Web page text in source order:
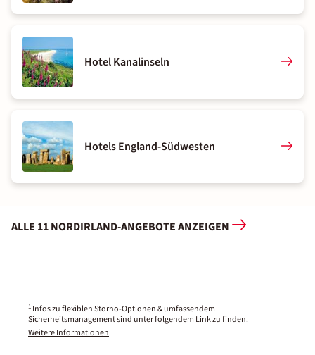
Hotel Kanalinseln
Hotels England-Südwesten
ALLE 11 NORDIRLAND-ANGEBOTE ANZEIGEN
1 Infos zu flexiblen Storno-Optionen & umfassendem
Sicherheitsmanagement sind unter folgendem Link zu finden.
Weitere Informationen